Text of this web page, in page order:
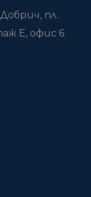
пл.
Е, офис 6